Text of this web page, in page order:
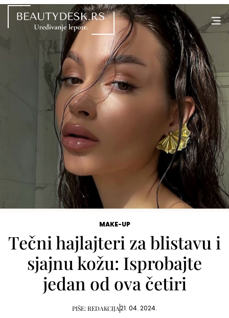
MAKE-UP
Tečni hajlajteri za blistavu i
sjajnu kožu: Isprobajte
jedan od ova četiri
PIŠE:REDAKCIJA21. 04. 2024.